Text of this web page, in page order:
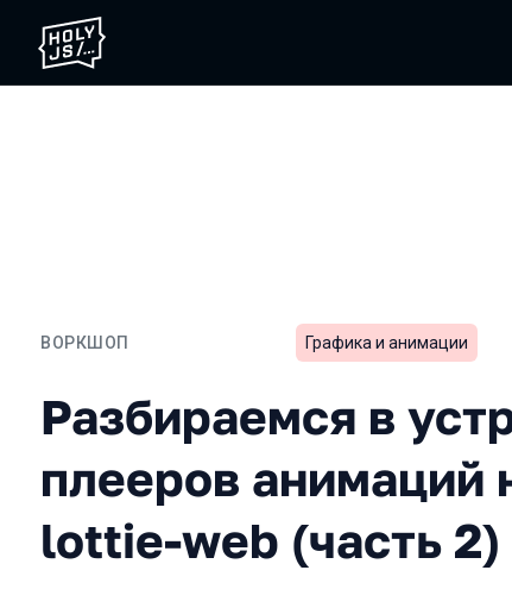
ВОРКШОП
Разбираемся в
Графика и анимации
Разбираемся в
плееров анимаций
lottie-web (часть 2)